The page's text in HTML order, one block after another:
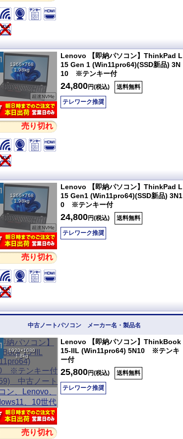
1366×768
1.98kg
売り切れ
Lenovo 【即納パソコン】ThinkPad L
15 Gen 1 (Win11pro64)(SSD新品) 3N
10 ※テンキー付
24,800円(税込) 送料無料
テレワーク推奨
1366×768
1.98kg
売り切れ
Lenovo 【即納パソコン】ThinkPad L
15 Gen1 (Win11pro64)(SSD新品) 3N1
0 ※テンキー付
24,800円(税込) 送料無料
テレワーク推奨
中古ノートパソコン メーカー名・製品名
1920×1080
1.8kg
売り切れ
Lenovo 【即納パソコン】ThinkBook
15-IIL (Win11pro64) 5N10 ※テンキ
ー付
25,800円(税込) 送料無料
テレワーク推奨